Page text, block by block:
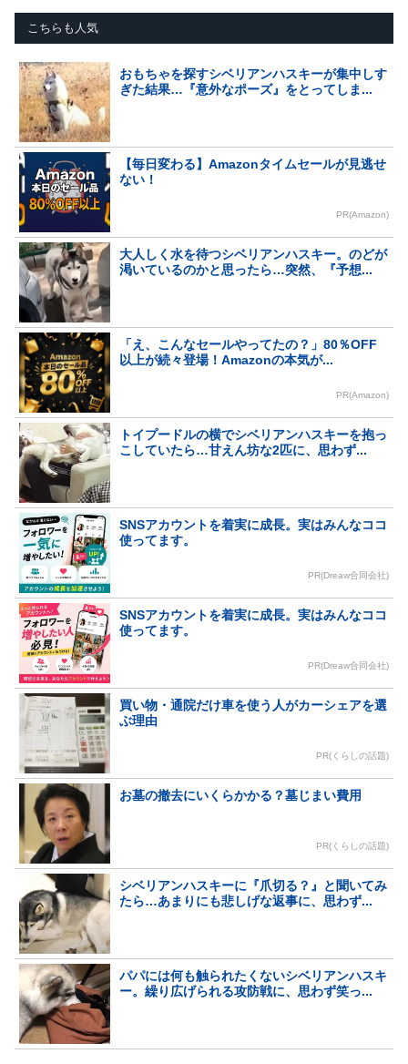
こちらも人気
おもちゃを探すシベリアンハスキーが集中しす
ぎた結果…『意外なポーズ』をとってしま...
【毎日変わる】Amazonタイムセールが見逃せ
ない！
PR(Amazon)
大人しく水を待つシベリアンハスキー。のどが
渇いているのかと思ったら…突然、『予想...
「え、こんなセールやってたの？」80％OFF
以上が続々登場！Amazonの本気が...
PR(Amazon)
トイプードルの横でシベリアンハスキーを抱っ
こしていたら…甘えん坊な2匹に、思わず...
SNSアカウントを着実に成長。実はみんなココ
使ってます。
PR(Dreaw合同会社)
SNSアカウントを着実に成長。実はみんなココ
使ってます。
PR(Dreaw合同会社)
買い物・通院だけ車を使う人がカーシェアを選
ぶ理由
PR(くらしの話題)
お墓の撤去にいくらかかる？墓じまい費用
PR(くらしの話題)
シベリアンハスキーに『爪切る？』と聞いてみ
たら…あまりにも悲しげな返事に、思わず...
パパには何も触られたくないシベリアンハスキ
ー。繰り広げられる攻防戦に、思わず笑っ...